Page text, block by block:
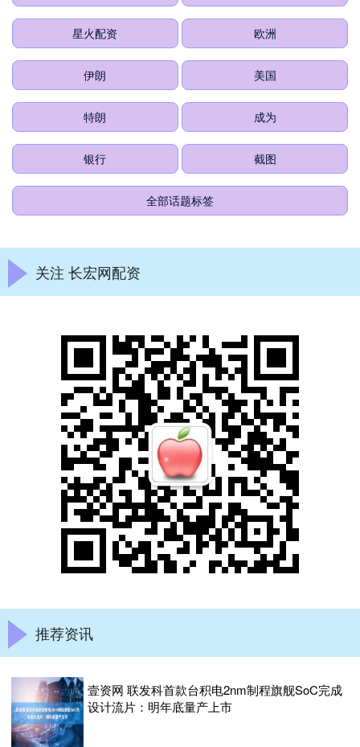
星火配资 欧洲
伊朗 美国
特朗 成为
银行 截图
全部话题标签
关注 长宏网配资
推荐资讯
壹资网 联发科首款台积电2nm制程旗舰SoC完成
设计流片：明年底量产上市